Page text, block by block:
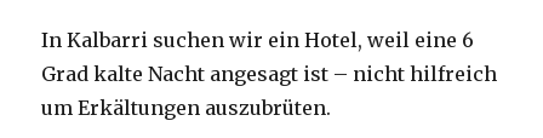
In Kalbarri suchen wir ein Hotel, weil eine 6
Grad kalte Nacht angesagt ist – nicht hilfreich
um Erkältungen auszubrüten.